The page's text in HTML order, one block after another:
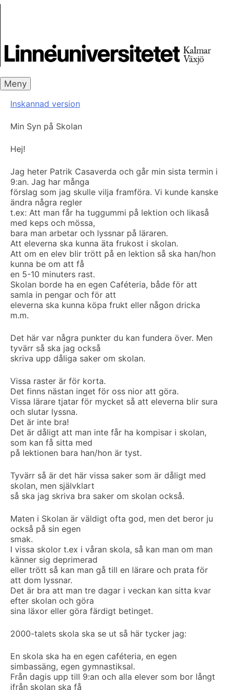
Meny
Inskannad version
Min Syn på Skolan
Hej!
Jag heter Patrik Casaverda och går min sista termin i
9:an. Jag har många
förslag som jag skulle vilja framföra. Vi kunde kanske
ändra några regler
t.ex: Att man får ha tuggummi på lektion och likaså
med keps och mössa,
bara man arbetar och lyssnar på läraren.
Att eleverna ska kunna äta frukost i skolan.
Att om en elev blir trött på en lektion så ska han/hon
kunna be om att få
en 5-10 minuters rast.
Skolan borde ha en egen Caféteria, både för att
samla in pengar och för att
eleverna ska kunna köpa frukt eller någon dricka
m.m.
Det här var några punkter du kan fundera över. Men
tyvärr så ska jag också
skriva upp dåliga saker om skolan.
Vissa raster är för korta.
Det finns nästan inget för oss nior att göra.
Vissa lärare tjatar för mycket så att eleverna blir sura
och slutar lyssna.
Det är inte bra!
Det är dåligt att man inte får ha kompisar i skolan,
som kan få sitta med
på lektionen bara han/hon är tyst.
Tyvärr så är det här vissa saker som är dåligt med
skolan, men självklart
så ska jag skriva bra saker om skolan också.
Maten i Skolan är väldigt ofta god, men det beror ju
också på sin egen
smak.
I vissa skolor t.ex i våran skola, så kan man om man
känner sig deprimerad
eller trött så kan man gå till en lärare och prata för
att dom lyssnar.
Det är bra att man tre dagar i veckan kan sitta kvar
efter skolan och göra
sina läxor eller göra färdigt betinget.
2000-talets skola ska se ut så här tycker jag:
En skola ska ha en egen caféteria, en egen
simbassäng, egen gymnastiksal.
Från dagis upp till 9:an och alla elever som bor långt
ifrån skolan ska få